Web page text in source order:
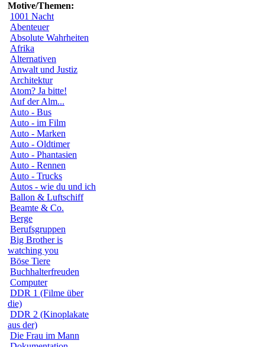
Motive/Themen:
1001 Nacht
Abenteuer
Absolute Wahrheiten
Afrika
Alternativen
Anwalt und Justiz
Architektur
Atom? Ja bitte!
Auf der Alm...
Auto - Bus
Auto - im Film
Auto - Marken
Auto - Oldtimer
Auto - Phantasien
Auto - Rennen
Auto - Trucks
Autos - wie du und ich
Ballon & Luftschiff
Beamte & Co.
Berge
Berufsgruppen
Big Brother is
watching you
Böse Tiere
Buchhalterfreuden
Computer
DDR 1 (Filme über
die)
DDR 2 (Kinoplakate
aus der)
Die Frau im Mann